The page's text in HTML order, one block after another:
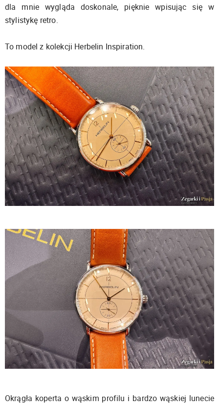
dla mnie wygląda doskonale, pięknie wpisując się w
stylistykę retro.
To model z kolekcji Herbelin Inspiration.
Okrągła koperta o wąskim profilu i bardzo wąskiej lunecie